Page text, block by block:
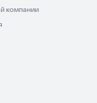
компании